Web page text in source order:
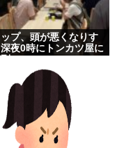
プ、頭が悪くなりす
深夜0時にトンカツ屋に